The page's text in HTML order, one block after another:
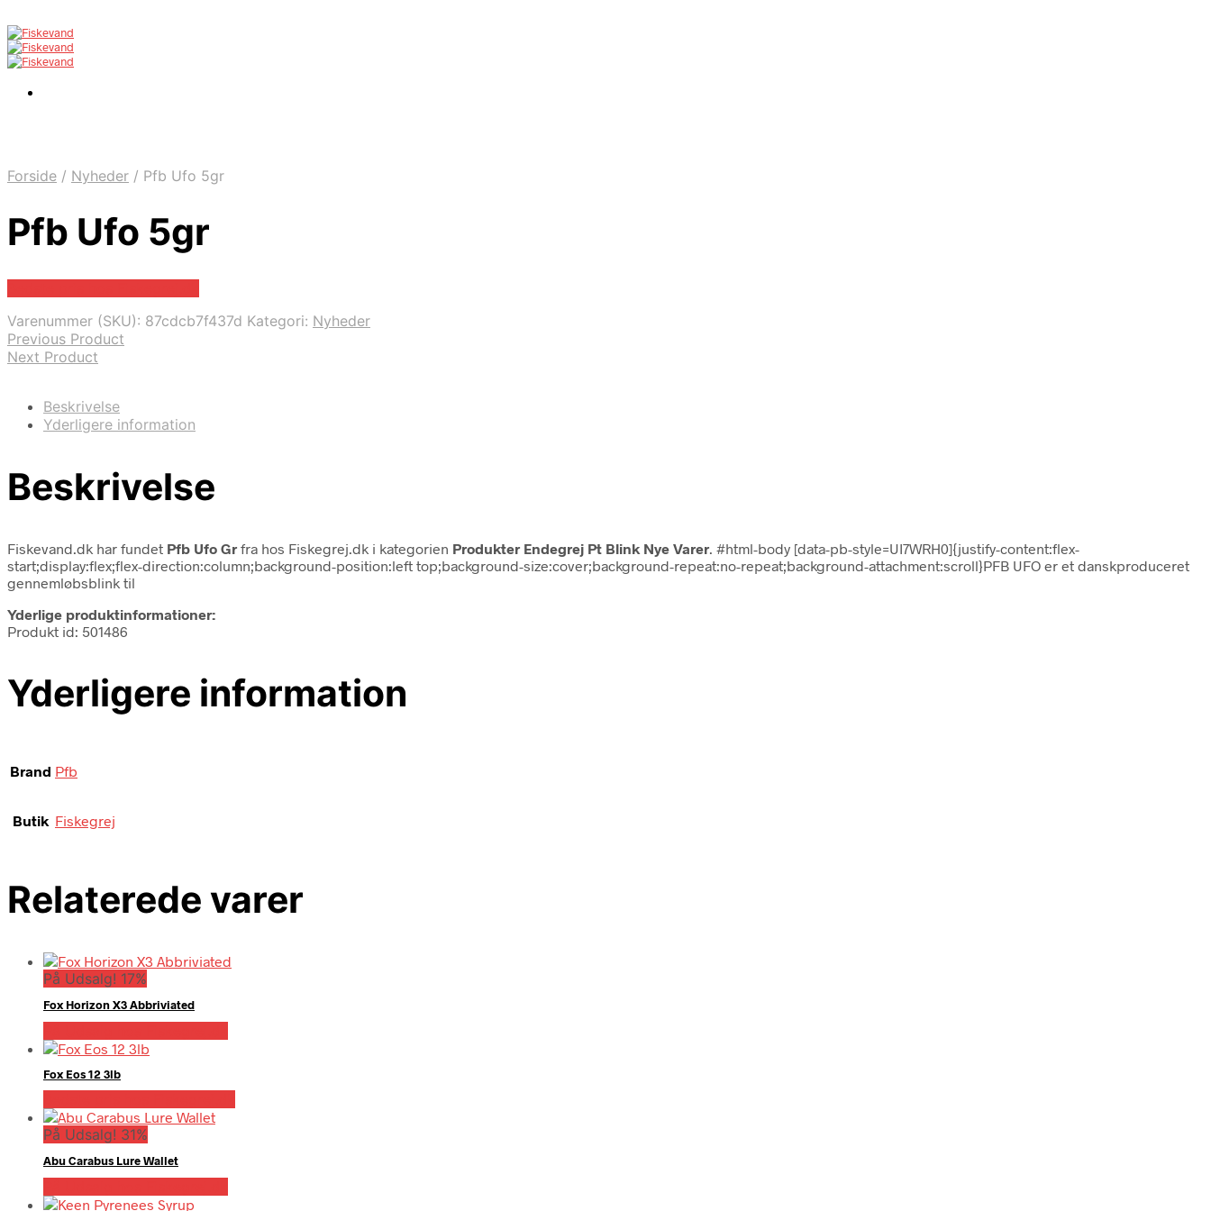
Forside / Nyheder / Pfb Ufo 5gr
Pfb Ufo 5gr
Varenummer (SKU): 87cdcb7f437d Kategori: Nyheder
Previous Product
Next Product
Beskrivelse
Yderligere information
Beskrivelse
Fiskevand.dk har fundet Pfb Ufo Gr fra hos Fiskegrej.dk i kategorien Produkter Endegrej Pt Blink Nye Varer . #html-body [data-pb-style=UI7WRH0]{justify-content:flex-
start;display:flex;flex-direction:column;background-position:left top;background-size:cover;background-repeat:no-repeat;background-attachment:scroll}PFB UFO er et danskproduceret
gennemløbsblink til
Yderlige produktinformationer:
Produkt id: 501486
Yderligere information
Brand Pfb
Butik Fiskegrej
Relaterede varer
På Udsalg! 17%
Fox Horizon X3 Abbriviated
Fox Eos 12 3lb
På Udsalg! 31%
Abu Carabus Lure Wallet